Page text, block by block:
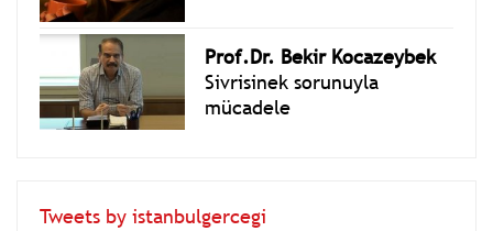
Prof.Dr. Bekir Kocazeybek
Sivrisinek sorunuyla
mücadele
Tweets by istanbulgercegi